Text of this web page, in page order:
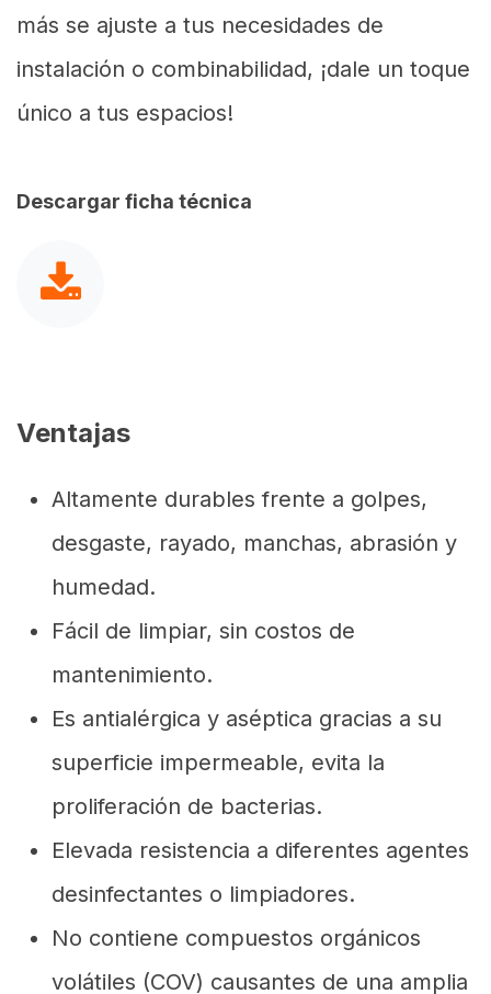
más se ajuste a tus necesidades de
instalación o combinabilidad, ¡dale un toque
único a tus espacios!
Descargar ficha técnica
Ventajas
Altamente durables frente a golpes,
desgaste, rayado, manchas, abrasión y
humedad.
Fácil de limpiar, sin costos de
mantenimiento.
Es antialérgica y aséptica gracias a su
superficie impermeable, evita la
proliferación de bacterias.
Elevada resistencia a diferentes agentes
desinfectantes o limpiadores.
No contiene compuestos orgánicos
volátiles (COV) causantes de una amplia